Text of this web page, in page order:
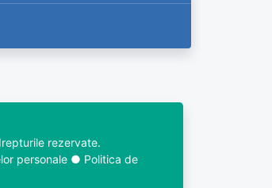
rezervate.
personale ● Politica de